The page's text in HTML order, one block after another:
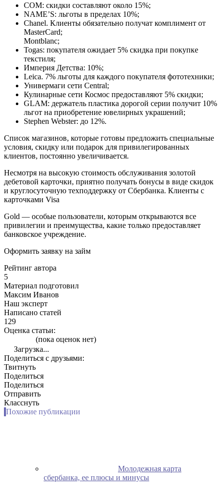
COM: скидки составляют около 15%;
NAME’S: льготы в пределах 10%;
Chanel. Клиенты обязательно получат комплимент от
MasterCard;
Montblanc;
Togas: покупателя ожидает 5% скидка при покупке
текстиля;
Империя Детства: 10%;
Leica. 7% льготы для каждого покупателя фототехники;
Универмаги сети Central;
Кулинарные сети Космос предоставляют 5% скидки;
GLAM: держатель пластика дорогой серии получит 10%
льгот на приобретение ювелирных украшений;
Stephen Webster: до 12%.
Список магазинов, которые готовы предложить специальные
условия, скидку или подарок для привилегированных
клиентов, постоянно увеличивается.
Несмотря на высокую стоимость обслуживания золотой
дебетовой карточки, приятно получать бонусы в виде скидок
и круглосуточную техподдержку от Сбербанка. Клиенты с
карточками Visa
Gold — особые пользователи, которым открываются все
привилегии и преимущества, какие только предоставляет
банковское учреждение.
Оформить заявку на займ
Рейтинг автора
5
Материал подготовил
Максим Иванов
Наш эксперт
Написано статей
129
Оценка статьи:
(пока оценок нет)
Загрузка...
Поделиться с друзьями:
Твитнуть
Поделиться
Поделиться
Отправить
Класснуть
Похожие публикации
Молодежная карта
сбербанка, ее плюсы и минусы